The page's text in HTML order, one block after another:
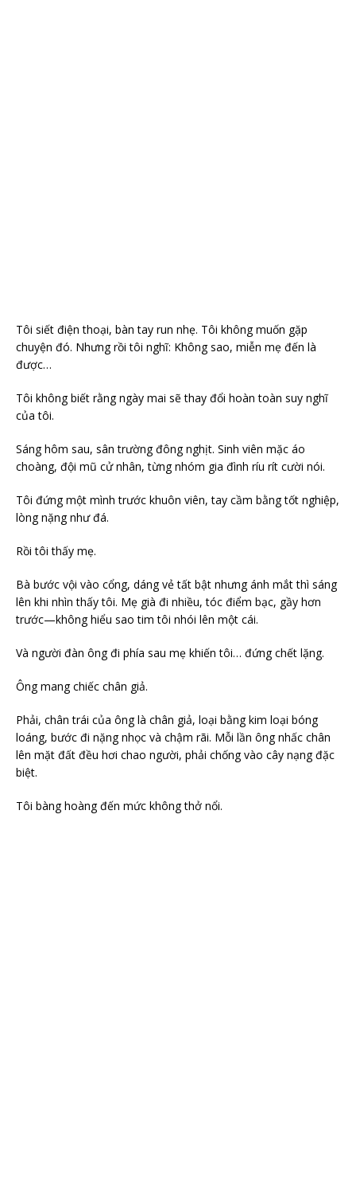
Tôi siết điện thoại, bàn tay run nhẹ. Tôi không muốn gặp
chuyện đó. Nhưng rồi tôi nghĩ: Không sao, miễn mẹ đến là
được…
Tôi không biết rằng ngày mai sẽ thay đổi hoàn toàn suy nghĩ
của tôi.
Sáng hôm sau, sân trường đông nghịt. Sinh viên mặc áo
choàng, đội mũ cử nhân, từng nhóm gia đình ríu rít cười nói.
Tôi đứng một mình trước khuôn viên, tay cầm bằng tốt nghiệp,
lòng nặng như đá.
Rồi tôi thấy mẹ.
Bà bước vội vào cổng, dáng vẻ tất bật nhưng ánh mắt thì sáng
lên khi nhìn thấy tôi. Mẹ già đi nhiều, tóc điểm bạc, gầy hơn
trước—không hiểu sao tim tôi nhói lên một cái.
Và người đàn ông đi phía sau mẹ khiến tôi… đứng chết lặng.
Ông mang chiếc chân giả.
Phải, chân trái của ông là chân giả, loại bằng kim loại bóng
loáng, bước đi nặng nhọc và chậm rãi. Mỗi lần ông nhấc chân
lên mặt đất đều hơi chao người, phải chống vào cây nạng đặc
biệt.
Tôi bàng hoàng đến mức không thở nổi.